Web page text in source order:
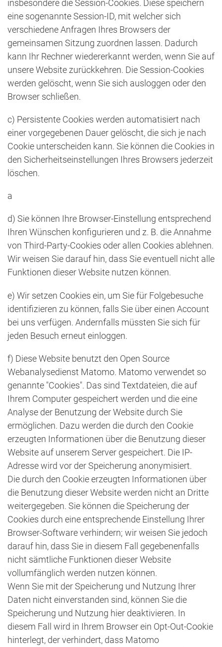
insbesondere die Session-Cookies. Diese speichern
eine sogenannte Session-ID, mit welcher sich
verschiedene Anfragen Ihres Browsers der
gemeinsamen Sitzung zuordnen lassen. Dadurch
kann Ihr Rechner wiedererkannt werden, wenn Sie auf
unsere Website zurückkehren. Die Session-Cookies
werden gelöscht, wenn Sie sich ausloggen oder den
Browser schließen.
c) Persistente Cookies werden automatisiert nach
einer vorgegebenen Dauer gelöscht, die sich je nach
Cookie unterscheiden kann. Sie können die Cookies in
den Sicherheitseinstellungen Ihres Browsers jederzeit
löschen.
a
d) Sie können Ihre Browser-Einstellung entsprechend
Ihren Wünschen konfigurieren und z. B. die Annahme
von Third-Party-Cookies oder allen Cookies ablehnen.
Wir weisen Sie darauf hin, dass Sie eventuell nicht alle
Funktionen dieser Website nutzen können.
e) Wir setzen Cookies ein, um Sie für Folgebesuche
identifizieren zu können, falls Sie über einen Account
bei uns verfügen. Andernfalls müssten Sie sich für
jeden Besuch erneut einloggen.
f) Diese Website benutzt den Open Source
Webanalysedienst Matomo. Matomo verwendet so
genannte "Cookies". Das sind Textdateien, die auf
Ihrem Computer gespeichert werden und die eine
Analyse der Benutzung der Website durch Sie
ermöglichen. Dazu werden die durch den Cookie
erzeugten Informationen über die Benutzung dieser
Website auf unserem Server gespeichert. Die IP-
Adresse wird vor der Speicherung anonymisiert.
Die durch den Cookie erzeugten Informationen über
die Benutzung dieser Website werden nicht an Dritte
weitergegeben. Sie können die Speicherung der
Cookies durch eine entsprechende Einstellung Ihrer
Browser-Software verhindern; wir weisen Sie jedoch
darauf hin, dass Sie in diesem Fall gegebenenfalls
nicht sämtliche Funktionen dieser Website
vollumfänglich werden nutzen können.
Wenn Sie mit der Speicherung und Nutzung Ihrer
Daten nicht einverstanden sind, können Sie die
Speicherung und Nutzung hier deaktivieren. In
diesem Fall wird in Ihrem Browser ein Opt-Out-Cookie
hinterlegt, der verhindert, dass Matomo